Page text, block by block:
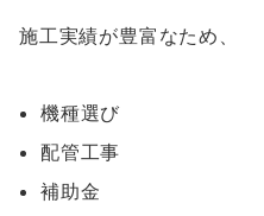
施工実績が豊富なため、
機種選び
配管工事
補助金